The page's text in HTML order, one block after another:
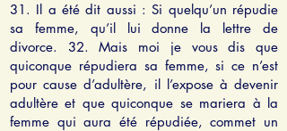
31. Il a été dit aussi : Si quelqu’un répudie
sa femme, qu’il lui donne la lettre de
divorce. 32. Mais moi je vous dis que
quiconque répudiera sa femme, si ce n’est
pour cause d’adultère, il l’expose à devenir
adultère et que quiconque se mariera à la
femme qui aura été répudiée, commet un